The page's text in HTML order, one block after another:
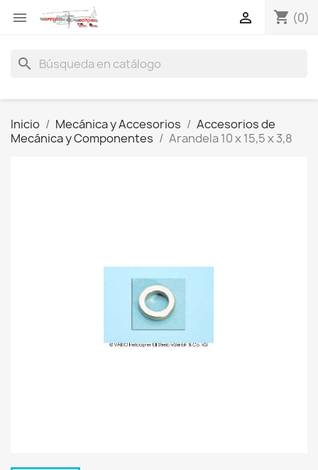
 shopping_cart (0)

search
Inicio Mecánica y Accesorios
Accesorios de
Mecánica y Componentes
Arandela 10 x 15,5 x 3,8